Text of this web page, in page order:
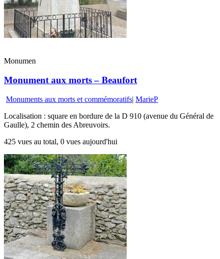
Monumen
Monument aux morts – Beaufort
Monuments aux morts et commémoratifs| MarieP
Localisation : square en bordure de la D 910 (avenue du Général de
Gaulle), 2 chemin des Abreuvoirs.
425 vues au total, 0 vues aujourd'hui